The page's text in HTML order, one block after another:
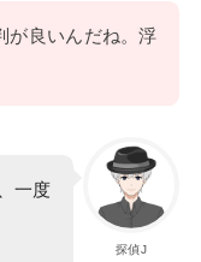
が良いんだね。浮
探偵J
一度